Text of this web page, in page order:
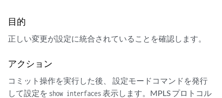
目的
正しい変更が設定に統合されていることを確認します。
アクション
コミット操作を実行した後、 設定モードコマンドを発行
して設定を show interfaces 表示します。MPLS プロトコル